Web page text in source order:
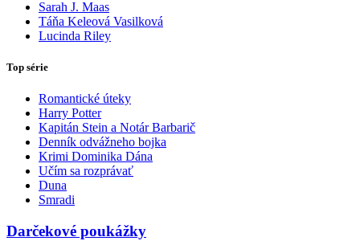
Sarah J. Maas
Táňa Keleová Vasilková
Lucinda Riley
Top série
Romantické úteky
Harry Potter
Kapitán Stein a Notár Barbarič
Denník odvážneho bojka
Krimi Dominika Dána
Učím sa rozprávať
Duna
Smradi
Darčekové poukážky